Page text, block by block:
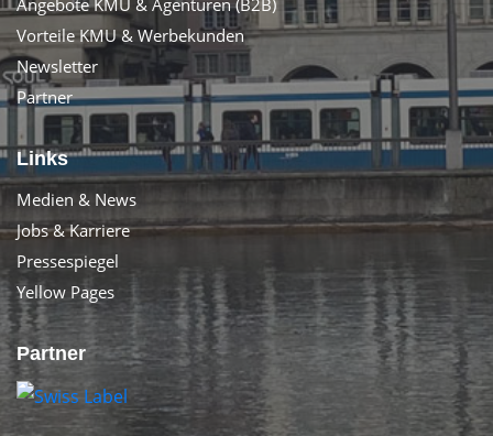
Angebote KMU & Agenturen (B2B)
Vorteile KMU & Werbekunden
Newsletter
Partner
Links
Medien & News
Jobs & Karriere
Pressespiegel
Yellow Pages
Partner